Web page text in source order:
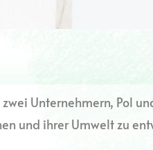
zwei Unternehmern, Pol
und ihrer Umwelt zu